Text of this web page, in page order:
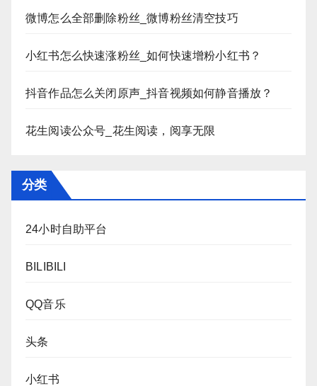
微博怎么全部删除粉丝_微博粉丝清空技巧
小红书怎么快速涨粉丝_如何快速增粉小红书？
抖音作品怎么关闭原声_抖音视频如何静音播放？
花生阅读公众号_花生阅读，阅享无限
分类
24小时自助平台
BILIBILI
QQ音乐
头条
小红书